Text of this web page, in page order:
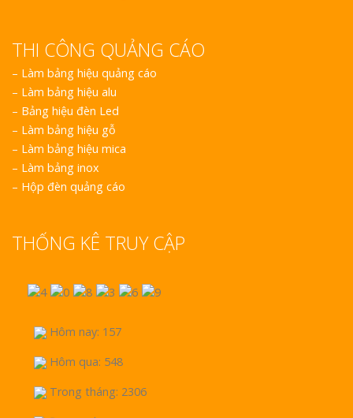
THI CÔNG QUẢNG CÁO
– Làm bảng hiệu quảng cáo
– Làm bảng hiệu alu
– Bảng hiệu đèn Led
– Làm bảng hiệu gỗ
– Làm bảng hiệu mica
– Làm bảng inox
– Hộp đèn quảng cáo
THỐNG KÊ TRUY CẬP
Hôm nay: 157
Hôm qua: 548
Trong tháng: 2306